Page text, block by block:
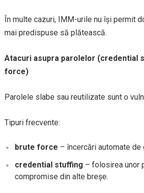
În multe cazuri, IMM-urile nu își permit
mai predispuse să plătească.
Atacuri asupra parolelor (credential
force)
Parolele slabe sau reutilizate sunt o
Tipuri frecvente:
brute force – încercări automate de
credential stuffing – folosirea unor
compromise din alte breșe.